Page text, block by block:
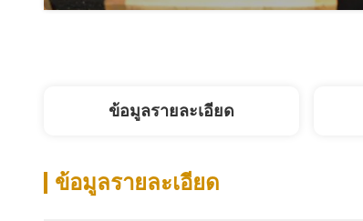
ข้อมูลรายละเอียด
ข้อมูลรายละเอียด